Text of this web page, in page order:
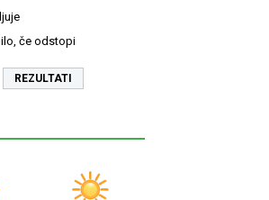
če odstopi
REZULTATI